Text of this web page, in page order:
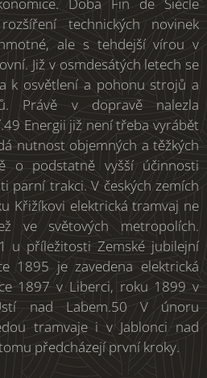
Doba Fin de Siècle
technických novinek
ale s tehdejší vírou v
Již v osmdesátých letech se
k osvětlení a pohonu strojů a
Právě v dopravě nalezla
Energii již není třeba vyrábět
nutnost objemných a těžkých
o podstatně vyšší účinnosti
parní trakci. V českých zemích
Křižíkovi elektrická tramvaj ne
ve světových metropolích.
u příležitosti Zemské jubilejní
1895 je zavedena elektrická
1897 v Liberci, roku 1899 v
nad Labem.50 V únoru
tramvaje i v Jablonci nad
předcházejí první kroky.